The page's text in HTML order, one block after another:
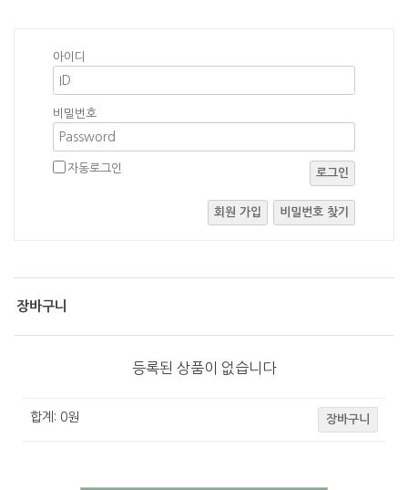
서 탈퇴를 하시거나 디모데성경연구원의 이용약관 제7조에 의한 회원 자격
상실의 경우에는 회원님께 사전에 알려드린 개인정보를 제공받은 목적이 달
성된 경우에 수집된 개인의 정보는 재생할 수 없는 방법에 의하여 하드디스
크에서 완전히 삭제되며 어떠한 용도로도 열람 또는 이용할 수 없도록 처리
디모데성경연구원회원의 고객 개인 정보는 원칙적으로 제 3 기관 및 제 3
모데성경연구원내 공지 등의 방법을 통하여 회원의 동의를 구하도록 되어
만약 디모데성경연구원이 제 3자에게 이용자의 개인정보를 제공하는 경우
이용자의 개인정보정정 처리결과를 해당 제 3자에게 통지하고 해당정보의
이용자 당해 개인정보의 제공을 금지합니다.
나 제 3자에게 고객의 정보를 제공하는 것에 대해 이용자는 거절의 의사를
표시할 수 있습니다. 단, 디모데성경연구원 이용약관 15조 3항에 의해 다음
아이디
비밀번호
자동로그인 로그인
회원 가입 비밀번호 찾기
장바구니
등록된 상품이 없습니다
합계: 0원 장바구니